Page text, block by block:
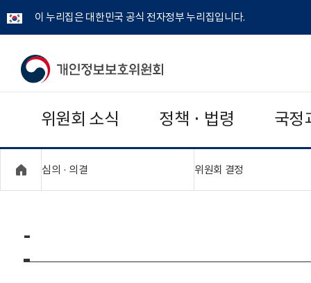
이 누리집은 대한민국 공식 전자정부 누리집입니다.
개
보
보
위
위원회 소식 정책 · 법령 국정
심의 · 의결 위원회 결정
-